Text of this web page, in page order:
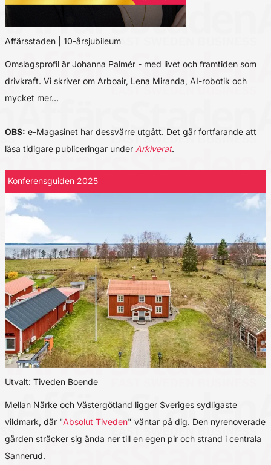
Affärsstaden | 10-årsjubileum
Omslagsprofil är Johanna Palmér - med livet och framtiden som
drivkraft. Vi skriver om Arboair, Lena Miranda, AI-robotik och
mycket mer…
OBS: e-Magasinet har dessvärre utgått. Det går fortfarande att
läsa tidigare publiceringar under Arkiverat.
Konferensguiden 2025
Utvalt: Tiveden Boende
Mellan Närke och Västergötland ligger Sveriges sydligaste
vildmark, där "Absolut Tiveden" väntar på dig. Den nyrenoverade
gården sträcker sig ända ner till en egen pir och strand i centrala
Sannerud.